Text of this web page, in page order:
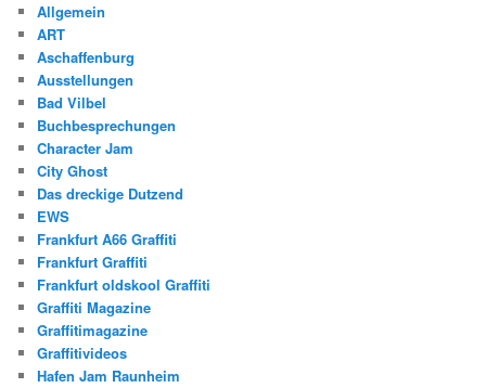
Allgemein
ART
Aschaffenburg
Ausstellungen
Bad Vilbel
Buchbesprechungen
Character Jam
City Ghost
Das dreckige Dutzend
EWS
Frankfurt A66 Graffiti
Frankfurt Graffiti
Frankfurt oldskool Graffiti
Graffiti Magazine
Graffitimagazine
Graffitivideos
Hafen Jam Raunheim